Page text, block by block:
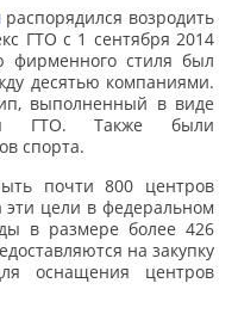
распорядился возродить
ГТО с 1 сентября 2014
фирменного стиля был
десятью компаниями.
выполненный в виде
ГТО. Также были
спорта.
почти 800 центров
эти цели в федеральном
в размере более 426
на закупку
оснащения центров